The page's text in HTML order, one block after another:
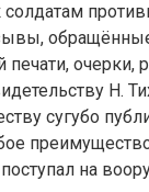
печати,
Н.
сугубо
поступал на